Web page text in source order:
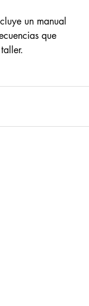
un manual
que